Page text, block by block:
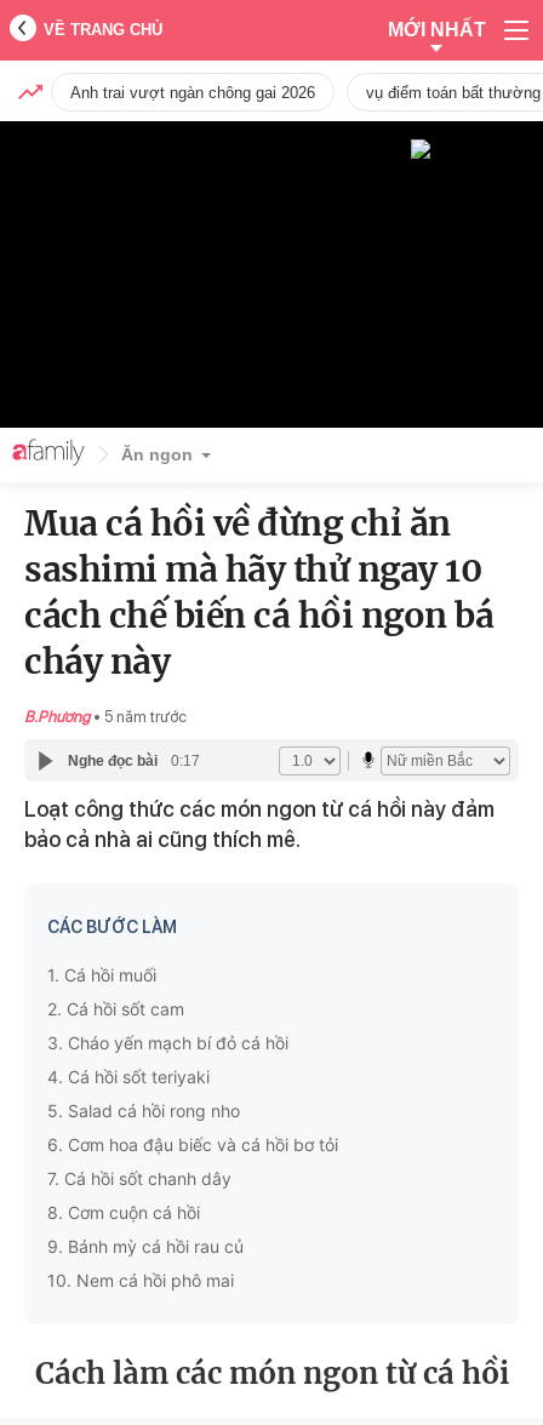
VỀ TRANG CHỦ MỚI NHẤT
Anh trai vượt ngàn chông gai 2026 vụ điểm toán bất
Ăn ngon
Mua cá hồi về đừng chỉ ăn
sashimi mà hãy thử ngay 10
cách chế biến cá hồi ngon bá
cháy này
B.Phương 5 năm trước
Nghe đọc bài 0:17
Loạt công thức các món ngon từ cá hồi này đảm
bảo cả nhà ai cũng thích mê.
CÁC BƯỚC LÀM
1. Cá hồi muối
2. Cá hồi sốt cam
3. Cháo yến mạch bí đỏ cá hồi
4. Cá hồi sốt teriyaki
5. Salad cá hồi rong nho
6. Cơm hoa đậu biếc và cá hồi bơ tỏi
7. Cá hồi sốt chanh dây
8. Cơm cuộn cá hồi
9. Bánh mỳ cá hồi rau củ
10. Nem cá hồi phô mai
Cách làm các món ngon từ cá hồi